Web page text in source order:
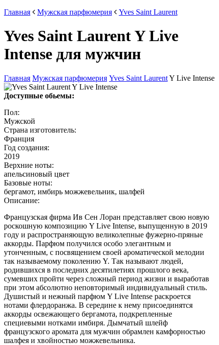
Главная
Мужская парфюмерия Yves Saint Laurent
Yves Saint Laurent Y Live
Intense для мужчин
Главная Мужская парфюмерия Yves Saint LaurentY Live Intense
Доступные обьемы:
Пол:
Мужской
Страна изготовитель:
Франция
Год создания:
2019
Верхние ноты:
апельсиновый цвет
Базовые ноты:
бергамот, имбирь можжевельник, шалфей
Описание:
Французская фирма Ив Сен Лоран представляет свою новую
роскошную композицию Y Live Intense, выпущенную в 2019
году и распространяющую великолепные фужерно-пряные
аккорды. Парфюм получился особо элегантным и
утонченным, с посвящением своей ароматической мелодии
так называемому поколению Y. Так называют людей,
родившихся в последних десятилетиях прошлого века,
сумевших пройти через сложный период жизни и выработав
при этом абсолютно неповторимый индивидуальный стиль.
Душистый и нежный парфюм Y Live Intense раскроется
нотами флердоранжа. В середине к нему присоединятся
аккорды освежающего бергамота, подкрепленные
специевыми нотками имбиря. Дымчатый шлейф
французского аромата для мужчин обрамлен камфорностью
шалфея и хвойностью можжевельника.